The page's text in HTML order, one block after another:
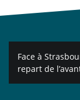
de
l’article
Face à
repart de